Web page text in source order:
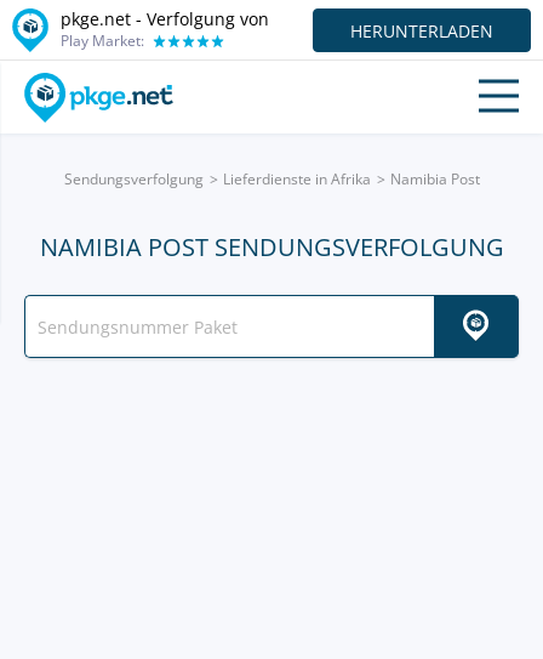
pkge.net - Verfolgung von
Play Market: HERUNTERLADEN
Sendungsverfolgung Lieferdienste in Afrika Namibia Post
NAMIBIA POST SENDUNGSVERFOLGUNG